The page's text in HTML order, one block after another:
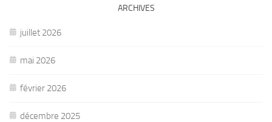
ARCHIVES
juillet 2026
mai 2026
février 2026
décembre 2025